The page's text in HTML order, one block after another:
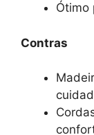
Ótimo
Contras